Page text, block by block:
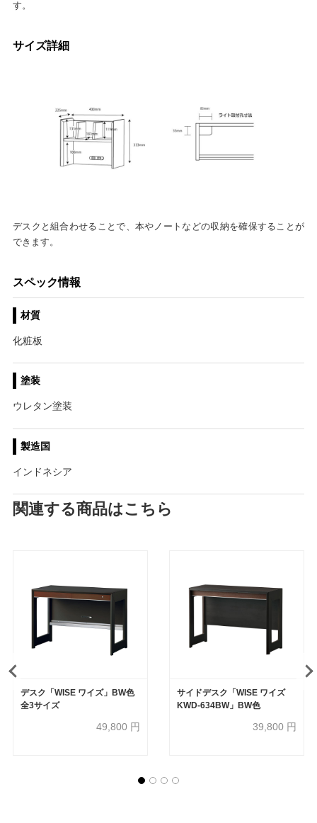
す。
サイズ詳細
デスクと組合わせることで、本やノートなどの収納を確保することが
できます。
スペック情報
材質
化粧板
塗装
ウレタン塗装
製造国
インドネシア
関連する商品はこちら
デスク「WISE ワイズ」BW色
全3サイズ
49,800 円
サイドデスク「WISE ワイズ
KWD-634BW」BW色
39,800 円